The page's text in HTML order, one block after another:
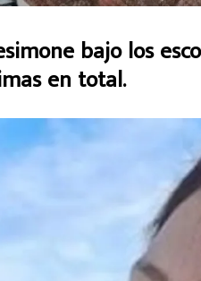
bajo los
en total.